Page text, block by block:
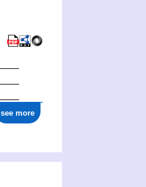
see more